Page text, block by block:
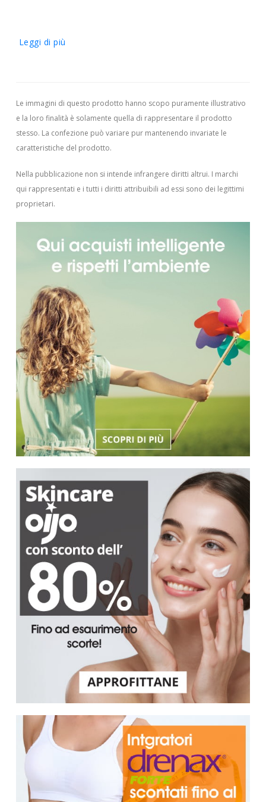
Leggi di più
Le immagini di questo prodotto hanno scopo puramente illustrativo
e la loro finalità è solamente quella di rappresentare il prodotto
stesso. La confezione può variare pur mantenendo invariate le
caratteristiche del prodotto.
Nella pubblicazione non si intende infrangere diritti altrui. I marchi
qui rappresentati e i tutti i diritti attribuibili ad essi sono dei legittimi
proprietari.